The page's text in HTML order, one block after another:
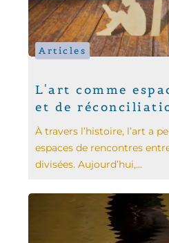
Articles
L'art comme
et de
À travers l’histoire, l’art a
espaces de rencontres
divisées. Aujourd’hui,...